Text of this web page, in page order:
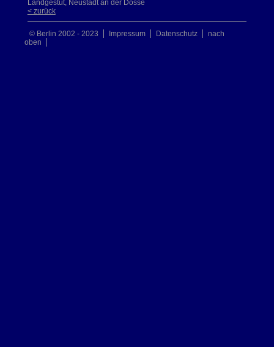
Landgestüt, Neustadt an der Dosse
< zurück
© Berlin 2002 - 2023 Impressum Datenschutz
nach
oben